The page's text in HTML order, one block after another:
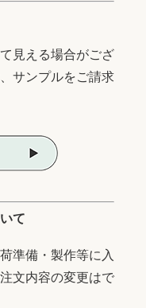
見える場合がござ
サンプルをご請求
て
準備・製作等に入
文内容の変更はで